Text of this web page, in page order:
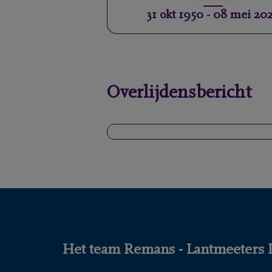
31 okt 1950- 08 mei
Overlijdensbericht
Het team Remans - Lantmeeters